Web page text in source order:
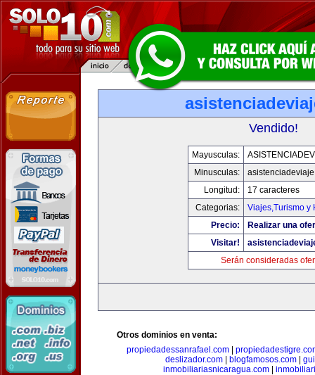
Vendido!
Mayusculas:
Minusculas:
Longitud:
17 caracteres
Categorias:
Viajes,Turismo y
Precio:
Realizar una
Visitar!
Serán consideradas
Otros dominios en venta:
propiedadessanrafael.com
deslizador.com| blogfamosos.com|
inmobiliariasnicaragua.com